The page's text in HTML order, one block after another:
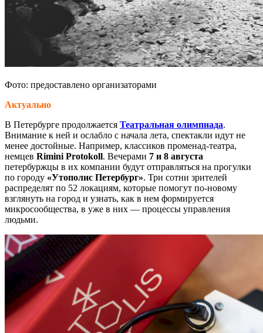
Фото: предоставлено организаторами
Актуально
В Петербурге продолжается Театральная олимпиада.
Внимание к ней и ослабло с начала лета, спектакли идут не
менее достойные. Например, классиков променад-театра,
немцев Rimini Protokoll. Вечерами 7 и 8 августа
петербуржцы в их компании будут отправляться на прогулки
по городу «Утополис Петербург». Три сотни зрителей
распределят по 52 локациям, которые помогут по-новому
взглянуть на город и узнать, как в нем формируется
микросообщества, в уже в них — процессы управления
людьми.